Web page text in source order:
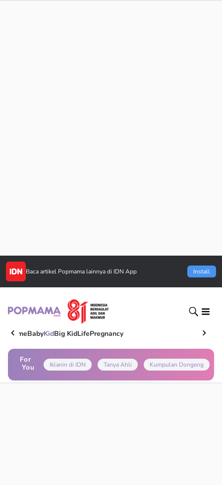
Baca artikel Popmama lainnya di IDN App Install
HomeBabyKidBig KidLifePregnancy
For
You
Iklanin di IDN Tanya Ahli Kumpulan Dongeng